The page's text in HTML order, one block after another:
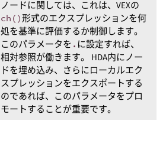
ノードに関しては、これは、VEXの
ch()形式のエクスプレッションを何
処を基準に評価するか制御します。
このパラメータを . に設定すれば、
相対参照が働きます。 HDA内にノー
ドを埋め込み、さらにローカルエク
スプレッションをエクスポートする
のであれば、このパラメータをプロ
モートすることが重要です。